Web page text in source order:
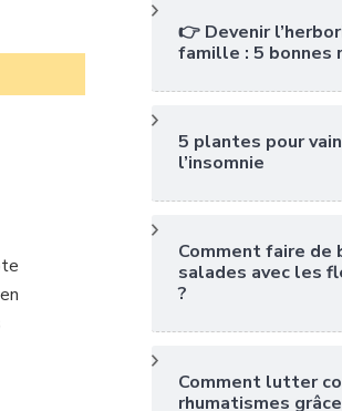
👉 Devenir
famille : 5 bonnes
5 plantes pour
l’insomnie
Comment faire de
salades avec les
?
Comment lutter
rhumatismes